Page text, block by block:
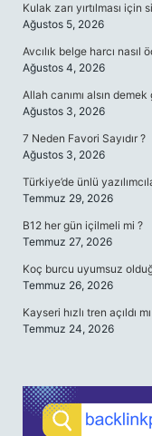
Kulak zarı yırtılması için
Ağustos 5, 2026
Avcılık belge harcı nasıl
Ağustos 4, 2026
Allah canımı alsın demek
Ağustos 3, 2026
7 Neden Favori Sayıdır ?
Ağustos 3, 2026
Türkiye’de ünlü
Temmuz 29, 2026
B12 her gün içilmeli mi ?
Temmuz 27, 2026
Koç burcu uyumsuz
Temmuz 26, 2026
Kayseri hızlı tren açıldı
Temmuz 24, 2026